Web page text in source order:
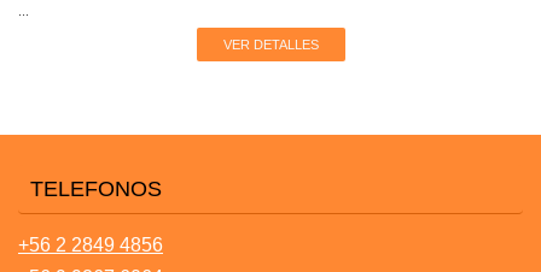
VER DETALLES
TELEFONOS
+56 2 2849 4856